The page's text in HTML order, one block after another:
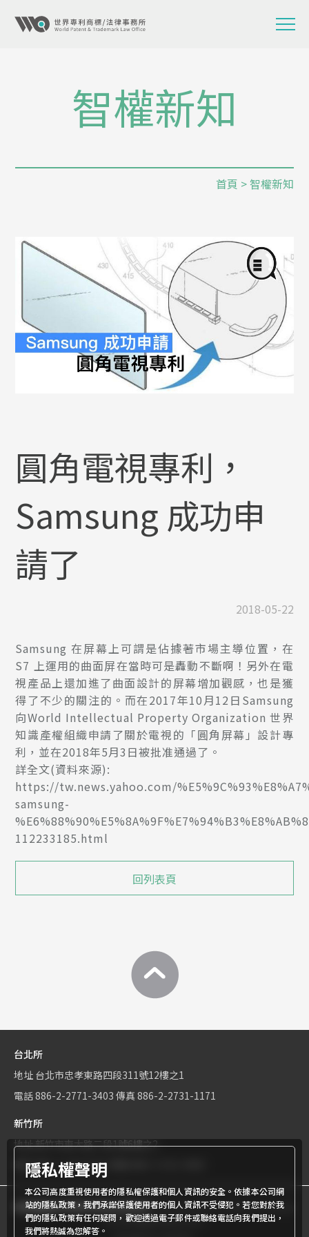
智權新知
首頁 > 智權新知
圓角電視專利，
Samsung 成功申
請了
2018-05-22
Samsung 在屏幕上可謂是佔據著市場主導位置，在
S7 上運用的曲面屏在當時可是轟動不斷啊！另外在電
視產品上還加進了曲面設計的屏幕增加觀感，也是獲
得了不少的關注的。而在2017年10月12日Samsung
向World Intellectual Property Organization 世界
知識產權組織申請了關於電視的「圓角屏幕」設計專
利，並在2018年5月3日被批准通過了。
詳全文(資料來源):
https://tw.news.yahoo.com/
samsung-
112233185.html
回列表頁
台北所
地址 台北市忠孝東路四段311號12樓之1
電話886-2-2771-3403 傳真 886-2-2731-1171
新竹所
地址新竹市東大路二段1號6樓之2
電話886-3-534-9161
商標權屬世界專利有限公司所有© World Patent Limited Company
Inc All Rights Reserved.
隱私權聲明
本公司高度重視使用者的隱私權保護和個人資訊的安全。依據本公司網
站的隱私政策，我們承諾保護使用者的個人資訊不受侵犯。若您對於我
們的隱私政策有任何疑問，歡迎透過電子郵件或聯絡電話向我們提出，
我們將熱誠為您解答。